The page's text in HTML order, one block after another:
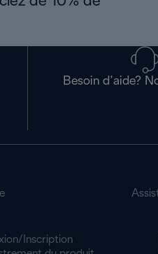
Besoin d’aide?
Inscription